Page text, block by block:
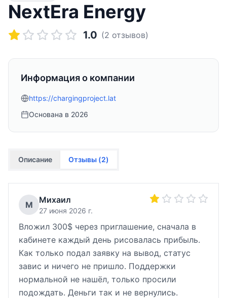
NextEra Energy
1.0 (2 отзывов)
Информация о компании
https://chargingproject.lat
Основана в 2026
Описание Отзывы (2)
М Михаил
27 июня 2026 г.
Вложил 300$ через приглашение, сначала в
кабинете каждый день рисовалась прибыль.
Как только подал заявку на вывод, статус
завис и ничего не пришло. Поддержки
нормальной не нашёл, только просили
подождать. Деньги так и не вернулись.